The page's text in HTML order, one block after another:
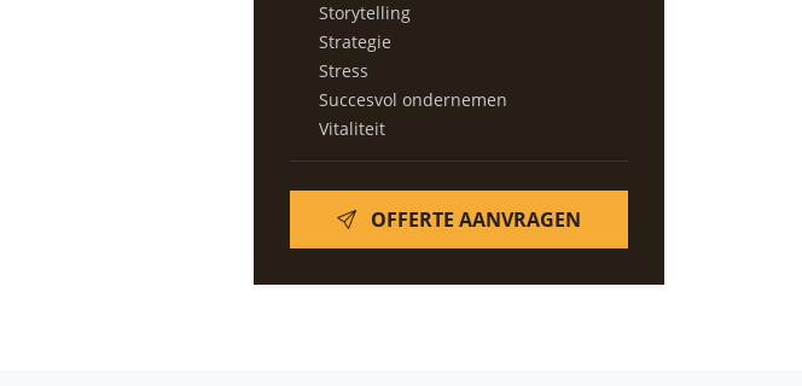
Storytelling
Strategie
Stress
Succesvol ondernemen
Vitaliteit
OFFERTE AANVRAGEN